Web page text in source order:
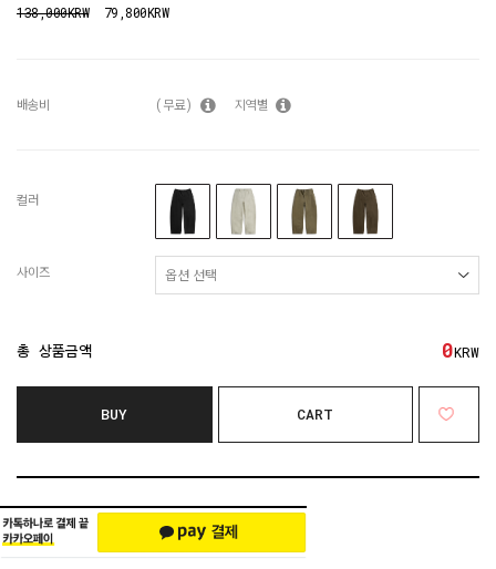
138,000KRW
79,800KRW
배송비 (무료) 지역별
컬러
사이즈
총 상품금액 0KRW
BUY CART